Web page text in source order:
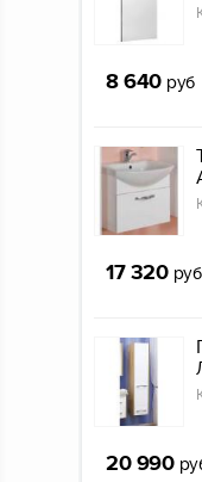
8 640 руб
17 320 руб
20 990